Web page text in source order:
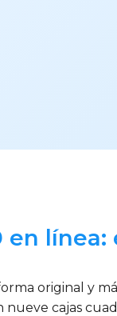
en
original y
nueve cajas